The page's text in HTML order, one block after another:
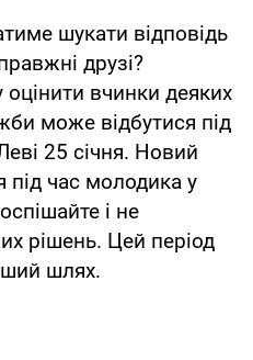
шукати відповідь
друзі?
вчинки деяких
може відбутися під
25 січня. Новий
під час молодика у
і не
рішень. Цей період
шлях.